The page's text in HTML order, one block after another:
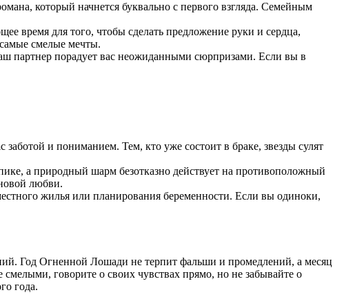
который начнется буквально с первого взгляда. Семейным
время для того, чтобы сделать предложение руки и сердца,
смелые мечты.
партнер порадует вас неожиданными сюрпризами. Если вы в
и пониманием. Тем, кто уже состоит в браке, звезды сулят
а природный шарм безотказно действует на противоположный
любви.
жилья или планирования беременности. Если вы одиноки,
Год Огненной Лошади не терпит фальши и промедлений, а месяц
говорите о своих чувствах прямо, но не забывайте о
года.